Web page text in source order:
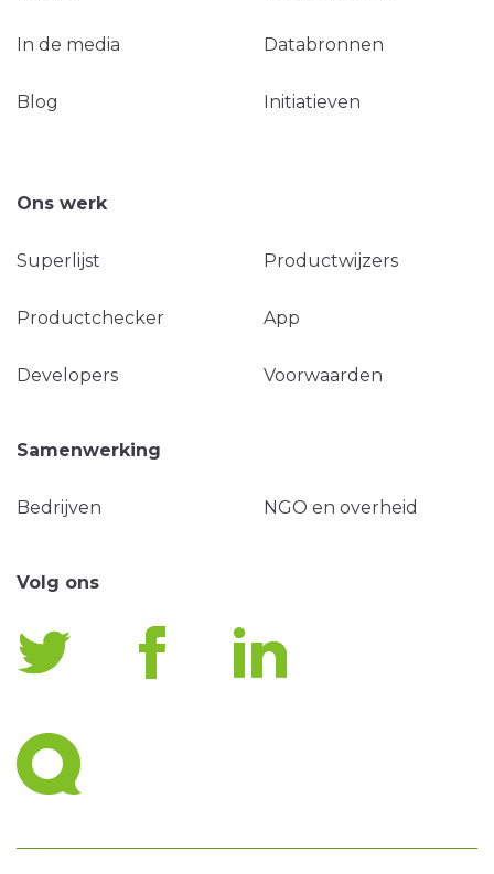
In de media Databronnen
Blog Initiatieven
Ons werk
Superlijst Productwijzers
Productchecker App
Developers Voorwaarden
Samenwerking
Bedrijven NGO en overheid
Volg ons